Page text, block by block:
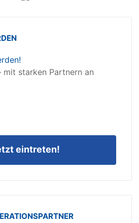
mit starken Partnern an
eintreten!